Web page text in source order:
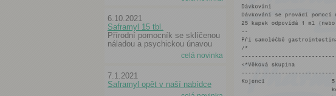
6.10.2021
Saframyl 15 tbl.
Přírodní pomocník se sklíčenou
náladou a psychickou únavou
celá novinka
7.1.2021
Saframyl opět v naší nabídce